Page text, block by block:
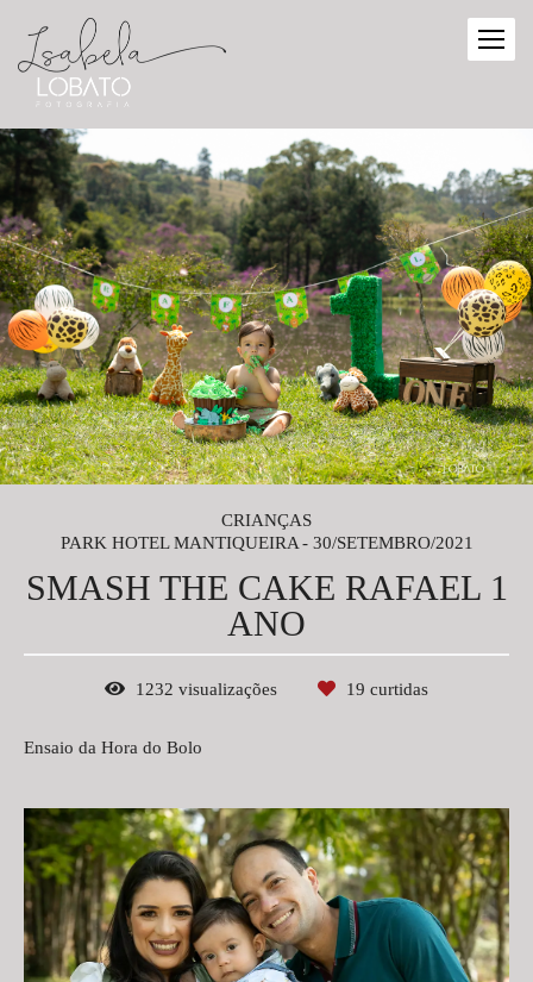
CRIANÇAS
PARK HOTEL MANTIQUEIRA
30/SETEMBRO/2021
SMASH THE CAKE RAFAEL 1
ANO
1232 visualizações 19 curtidas
Ensaio da Hora do Bolo